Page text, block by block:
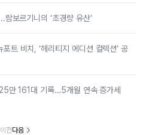
보르기니의 ‘초경량 유산’
트 비치, ‘헤리티지 에디션 컬렉션’ 공
만 161대 기록…5개월 연속 증가세
이전다음